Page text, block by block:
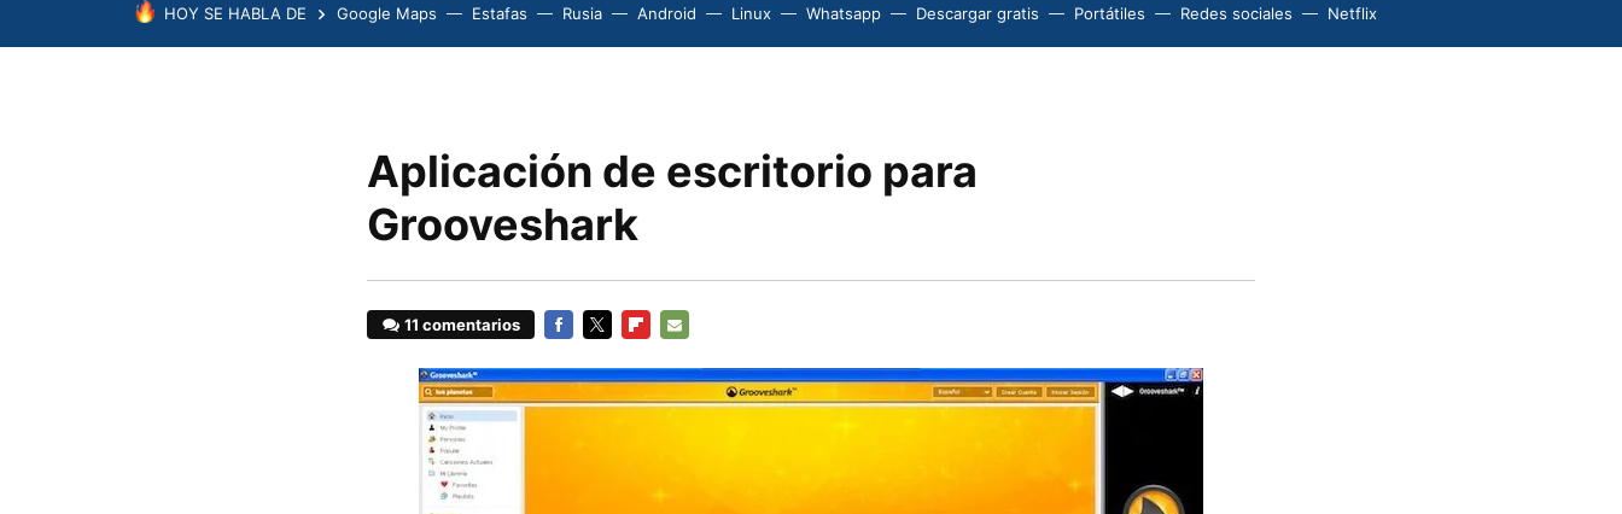
HOY SE HABLA DE Google Maps Estafas Rusia Android Linux Whatsapp Descargar gratis Portátiles Redes sociales Netflix
Aplicación de escritorio para
Grooveshark
11 comentarios
MAIL